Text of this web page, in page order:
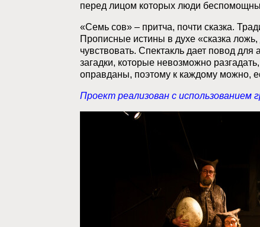
перед лицом которых люди
«Семь сов» – притча, почти сказка.
Прописные истины в духе «сказка
чувствовать. Спектакль дает повод
загадки, которые невозможно
оправданы, поэтому к каждому можно,
Проект реализован с